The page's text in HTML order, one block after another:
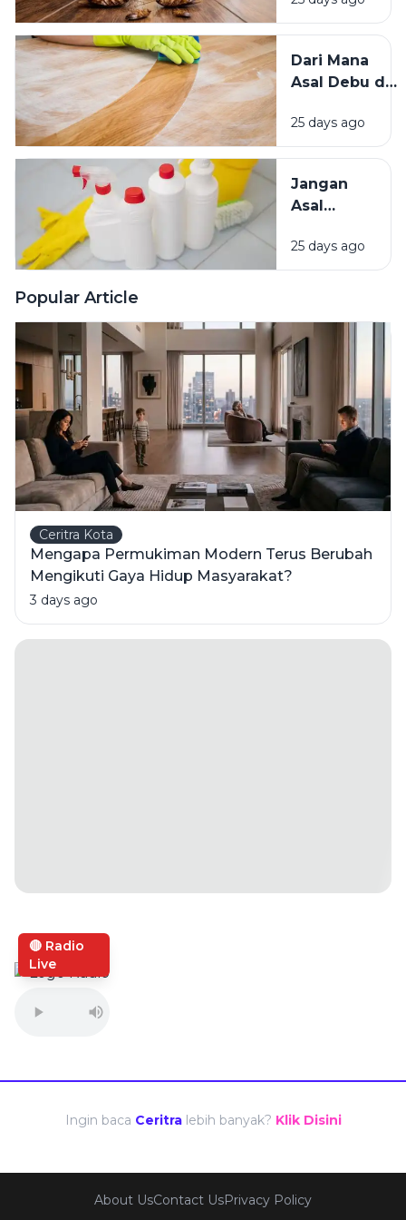
Kecoak,
Hama
Lainnya Ke
Dari Mana
Asal Debu di
Kenali
Penyebab
Mengatasinya
25 days ago
Jangan
Asal
Bahan
Pembersih
25 days ago
Popular Article
Ceritra Kota
Mengapa Permukiman Modern Terus Berubah
Mengikuti Gaya Hidup Masyarakat?
3 days ago
🔴 Radio
Live
Ingin baca Ceritra lebih banyak? Klik Disini
About UsContact UsPrivacy Policy